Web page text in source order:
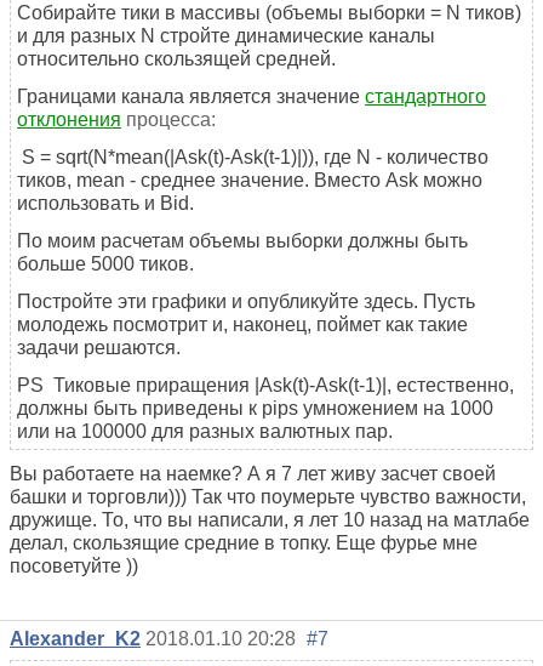
Собирайте тики в массивы (объемы выборки = N тиков)
и для разных N стройте динамические каналы
относительно скользящей средней.
Границами канала является значение стандартного
отклонения процесса:
S = sqrt(N*mean(|Ask(t)-Ask(t-1)|)), где N - количество
тиков, mean - среднее значение. Вместо Ask можно
использовать и Bid.
По моим расчетам объемы выборки должны быть
больше 5000 тиков.
Постройте эти графики и опубликуйте здесь. Пусть
молодежь посмотрит и, наконец, поймет как такие
задачи решаются.
PS Тиковые приращения |Ask(t)-Ask(t-1)|, естественно,
должны быть приведены к pips умножением на 1000
или на 100000 для разных валютных пар.
Вы работаете на наемке? А я 7 лет живу засчет своей
башки и торговли))) Так что поумерьте чувство важности,
дружище. То, что вы написали, я лет 10 назад на матлабе
делал, скользящие средние в топку. Еще фурье мне
посоветуйте ))
Alexander_K2 2018.01.10 20:28 #7